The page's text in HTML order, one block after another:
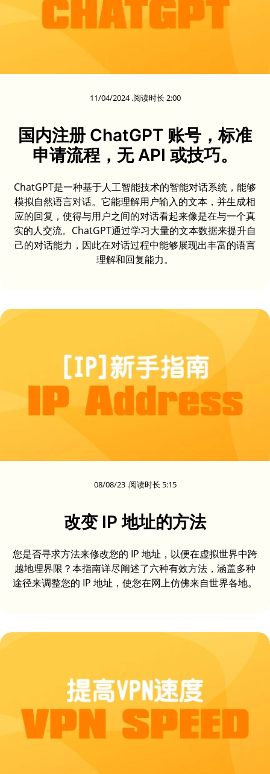
11/04/2024 .阅读时长 2:00
国内注册 ChatGPT 账号，标准
申请流程，无 API 或技巧。
ChatGPT是一种基于人工智能技术的智能对话系统，能够
模拟自然语言对话。它能理解用户输入的文本，并生成相
应的回复，使得与用户之间的对话看起来像是在与一个真
实的人交流。ChatGPT通过学习大量的文本数据来提升自
己的对话能力，因此在对话过程中能够展现出丰富的语言
理解和回复能力。
08/08/23 .阅读时长 5:15
改变 IP 地址的方法
您是否寻求方法来修改您的 IP 地址，以便在虚拟世界中跨
越地理界限？本指南详尽阐述了六种有效方法，涵盖多种
途径来调整您的 IP 地址，使您在网上仿佛来自世界各地。